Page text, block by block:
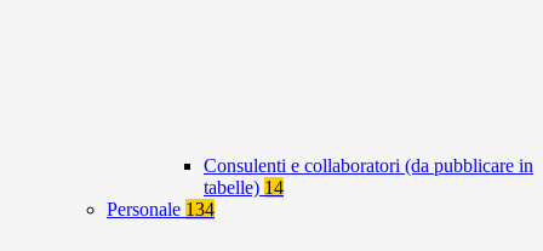
Consulenti e collaboratori (da pubblicare in
tabelle) 14
Personale 134